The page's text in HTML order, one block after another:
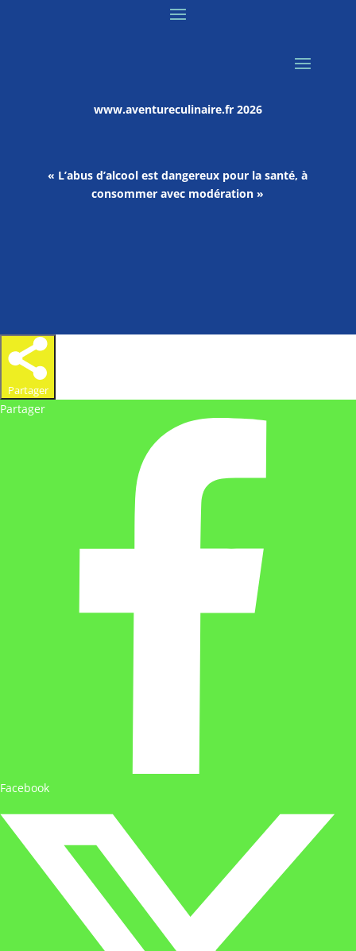
www.aventureculinaire.fr2026
« L’abus d’alcool est dangereux pour la santé, à
consommer avec modération »
Partager
Partager
Facebook